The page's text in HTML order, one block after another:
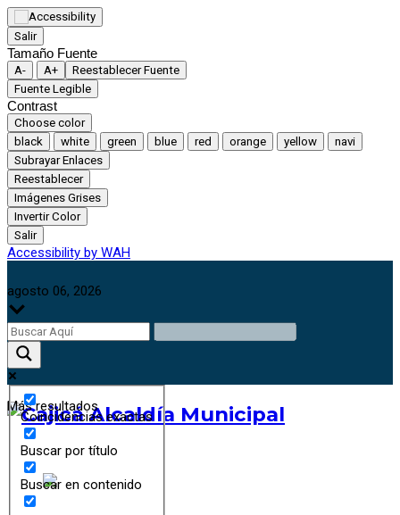
Salir
Tamaño Fuente
A- A+
Reestablecer Fuente
Fuente Legible
Contrast
Choose color
black
white green blue red orange yellow
navi
Subrayar Enlaces
Reestablecer
Imágenes Grises
Invertir Color
Salir
Accessibility by WAH
agosto 06, 2026
Más resultados
Coincidencias exactas
Buscar por título
Buscar en contenido